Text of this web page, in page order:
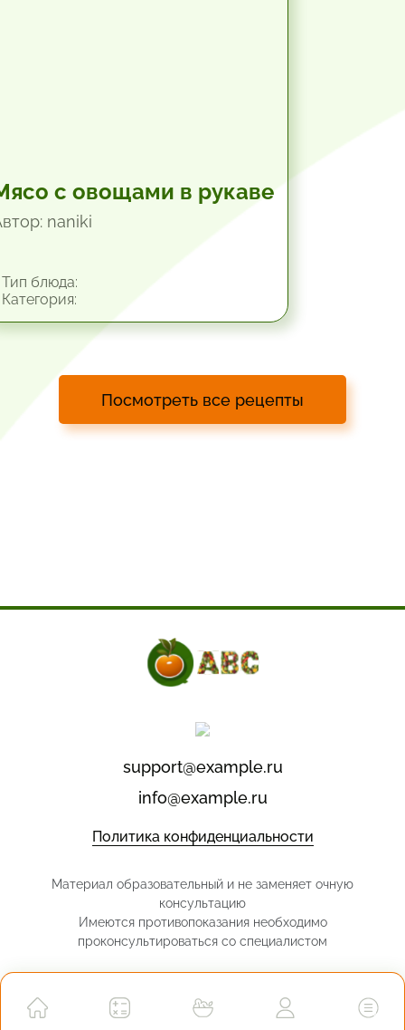
с овощами в рукаве
naniki
блюда:
Посмотреть все рецепты
support@example.ru
info@example.ru
Политика конфиденциальности
Материал образовательный и не заменяет очную
консультацию
Имеются противопоказания необходимо
проконсультироваться со специалистом